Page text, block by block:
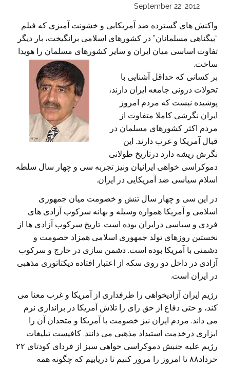
September 22, 2012
واکنش های گسترده ضد آمريکايی و خشونت آميزی که فيلم
“بيگناهی مسلمانان” در کشورهای اسلامی برانگيخت، بار ديگر
تفاوت اساسی ميان ايران و ساير کشورهای مسلمان را هويدا
ساخت.
بر کسانی که حداقل آشنايی با
تحولات درونی جامعه ايران دارند،
پوشيده نيست که مردم امروز
ايران نگرشی کاملا متفاوت از
مردم اکثر کشورهای مسلمان در
قبال آمريکا و غرب دارند. اين
نگرش ريشه دارد درتاريخ طولانی
دموکراسی خواهی ايرانيان ونيز تجربه سی و چهار سال سلطه
اسلام سياسی ضد آمريکايی در ايران.
در اين سی و چهار سال تنش و خصومت ميان جمهوری
اسلامی و آمريکا همواره وسيله و بهانه سرکوب آزادی های
فردی و سياسی درايران بوده است. تاريخ سرکوب آزادی ها از
نخستين روزهای تولد جمهوری اسلامی همزاد خصومت و
دشمنی با آمريکا بوده است. دشمن سازی در خارج و سرکوب
آزادی در داخل دو روی سکه از اعتبار افتاده ديکتاتوری مذهبی
در ايران است.
رژيم ايران آزاديخواهی را طرفداری از آمريکا و غرب معنا می
کند، و حتی دفاع از حق رای را تلاش آمريکا در براندازی نرم
می داند. مردم ايران نيز خصومت با آمريکا و متحدان آن را
ابزاری درخدمت استبداد مذهبی می دانند. کافيست تبليغات
رژيم عليه جنبش دموکراسی خواهی سبز از فردای کودتای ۲۲
خرداد۸۸ تا امروز را مرور کنيم تا دريابيم که چگونه همه